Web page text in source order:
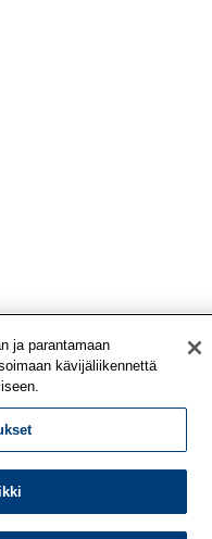
ja parantamaan
kävijäliikennettä